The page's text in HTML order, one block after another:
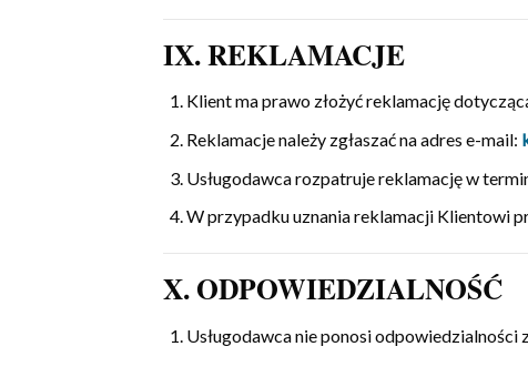
IX. REKLAMACJE
Klient ma prawo złożyć reklamację
Reklamacje należy zgłaszać na adres e-mail:
Usługodawca rozpatruje reklamację w
W przypadku uznania reklamacji Klientowi
X. ODPOWIEDZIALNOŚĆ
Usługodawca nie ponosi odpowiedzialności